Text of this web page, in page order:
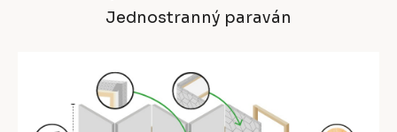
Jednostranný paraván